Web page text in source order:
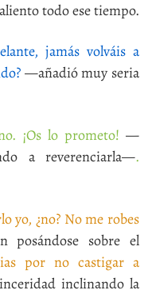
todo ese tiempo.
jamás volváis a
—añadió muy seria
¡Os lo prometo! —
a reverenciarla—.
yo, ¿no? No me robes
sobre el
por no castigar a
inclinando la